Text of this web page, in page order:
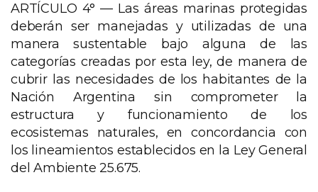
ARTÍCULO 4° — Las áreas marinas protegidas
deberán ser manejadas y utilizadas de una
manera sustentable bajo alguna de las
categorías creadas por esta ley, de manera de
cubrir las necesidades de los habitantes de la
Nación Argentina sin comprometer la
estructura y funcionamiento de los
ecosistemas naturales, en concordancia con
los lineamientos establecidos en la Ley General
del Ambiente 25.675.